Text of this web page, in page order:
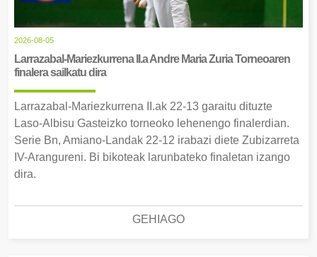
2026-08-05
Larrazabal-Mariezkurrena II.a Andre Maria Zuria Torneoaren
finalera sailkatu dira
Larrazabal-Mariezkurrena II.ak 22-13 garaitu dituzte
Laso-Albisu Gasteizko torneoko lehenengo finalerdian.
Serie Bn, Amiano-Landak 22-12 irabazi diete Zubizarreta
IV-Arangureni. Bi bikoteak larunbateko finaletan izango
dira.
GEHIAGO